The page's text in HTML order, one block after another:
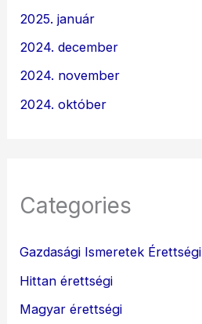
2025. január
2024. december
2024. november
2024. október
Categories
Gazdasági Ismeretek Érettségi
Hittan érettségi
Magyar érettségi